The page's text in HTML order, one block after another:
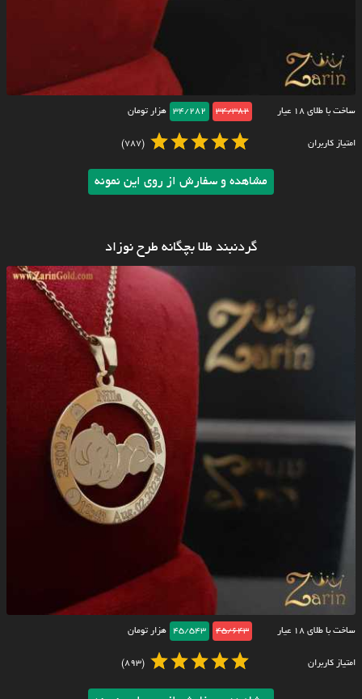
ساخت با طلای ۱۸ عیار 34/382
34/282 هزار تومان
امتیاز کاربران (787)
مشاهده و سفارش از روی این نمونه
گردنبند طلا بچگانه طرح نوزاد
ساخت با طلای ۱۸ عیار 45/643
45/543 هزار تومان
امتیاز کاربران (893)